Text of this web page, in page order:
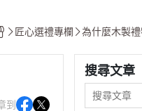
匠心選禮專欄 為什麼木製
到
搜尋文章